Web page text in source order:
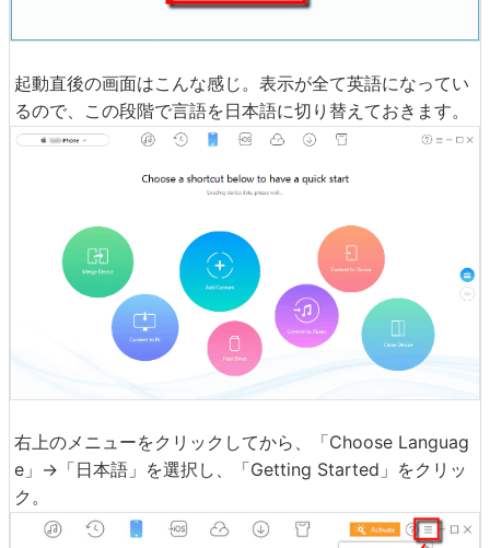
起動直後の画面はこんな感じ。表示が全て英語になってい
るので、この段階で言語を日本語に切り替えておきます。
右上のメニューをクリックしてから、「Choose Languag
e」→「日本語」を選択し、「Getting Started」をクリッ
ク。